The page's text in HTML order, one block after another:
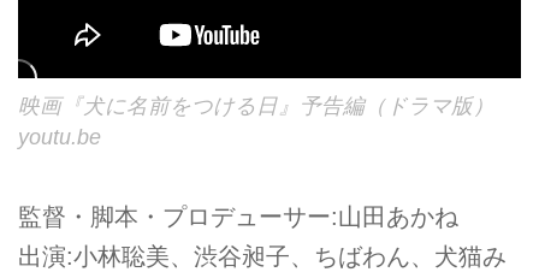
映画『犬に名前をつける日』予告編（ドラマ版）
youtu.be
監督・脚本・プロデューサー:山田あかね
出演:小林聡美、渋谷昶子、ちばわん、犬猫み